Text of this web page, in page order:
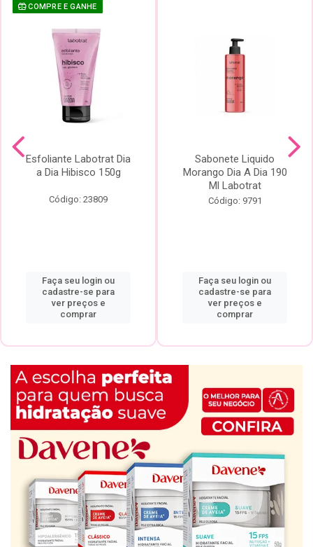
COMPRE E GANHE
Esfoliante Labotrat Dia
a Dia Hibisco 150g
Código: 23809
Faça seu login ou
cadastre-se para
ver preços e
comprar
Sabonete Liquido
Morango Dia A Dia 190
Ml Labotrat
Código: 9791
Faça seu login ou
cadastre-se para
ver preços e
comprar